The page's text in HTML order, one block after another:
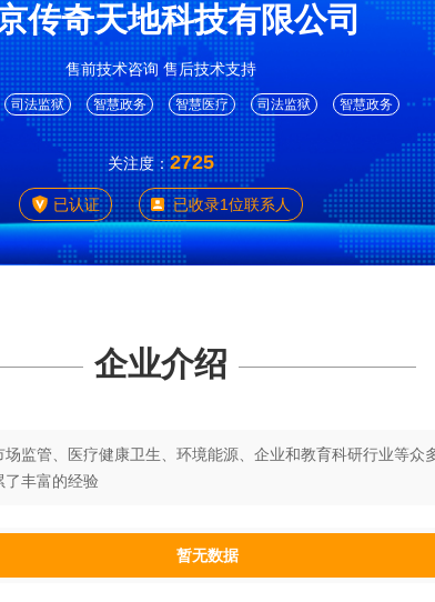
传奇天地科技有限公司
售前技术咨询 售后技术支持
司法监狱 智慧政务 智慧医疗 司法监狱 智慧政务
关注度：2725
已认证 已收录1位联系人
企业介绍
监管、医疗健康卫生、环境能源、企业和教育科研行业等
丰富的经验
暂无数据